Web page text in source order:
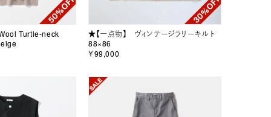
Turtle-neck
★【一点物】 ヴィンテージラリーキルト
88×86
￥99,000